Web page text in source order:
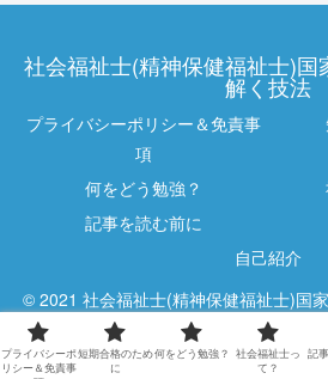
社会福祉士(精神保健福祉士)国
解く技法
プライバシーポリシー＆免責事
項
何をどう勉強？
記事を読む前に
自己紹介
© 2021 社会福祉士(精神保健福祉士)国
法.
プライバシーポ
リシー＆免責事
短期合格のため
に
何をどう勉強？ 社会福祉士っ
て？
記